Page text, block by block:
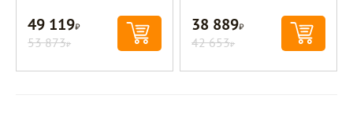
49 119Р
53 873Р
38 889Р
42 653Р